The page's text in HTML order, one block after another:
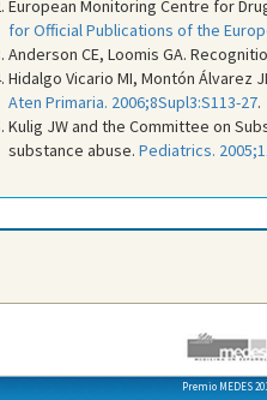
European Monitoring Centre for
for Official Publications of the
Anderson CE, Loomis GA.
Hidalgo Vicario MI, Montón Álvarez
Aten Primaria. 2006;8Supl3:S113-27.
Kulig JW and the Committee on
substance abuse. Pediatrics.
Premio MEDES